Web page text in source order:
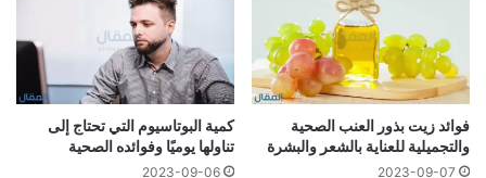
فوائد زيت بذور العنب الصحية
والتجميلية للعناية بالشعر والبشرة
2023-09-07
كمية البوتاسيوم التي تحتاج إلى
تناولها يوميًا وفوائده الصحية
2023-09-06